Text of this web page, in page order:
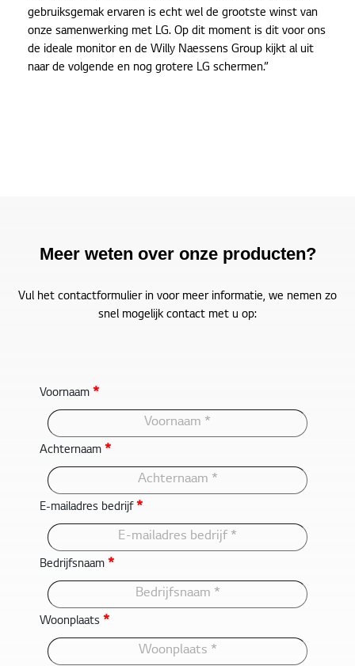
gebruiksgemak ervaren is echt wel de grootste winst van
onze samenwerking met LG. Op dit moment is dit voor ons
de ideale monitor en de Willy Naessens Group kijkt al uit
naar de volgende en nog grotere LG schermen.”
Meer weten over onze producten?
Vul het contactformulier in voor meer informatie, we nemen zo
snel mogelijk contact met u op:
Voornaam *
Achternaam *
E-mailadres bedrijf*
Bedrijfsnaam *
Woonplaats *